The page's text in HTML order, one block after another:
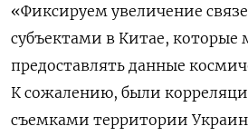
«Фиксируем увеличение
субъектами в Китае, которые
предоставлять данные
К сожалению, были
съемками территории